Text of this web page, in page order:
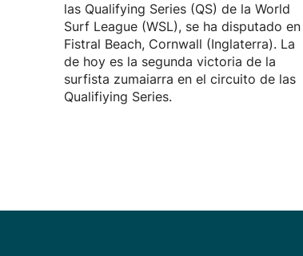
las Qualifying Series (QS) de la World
Surf League (WSL), se ha disputado en
Fistral Beach, Cornwall (Inglaterra). La
de hoy es la segunda victoria de la
surfista zumaiarra en el circuito de las
Qualifiying Series.